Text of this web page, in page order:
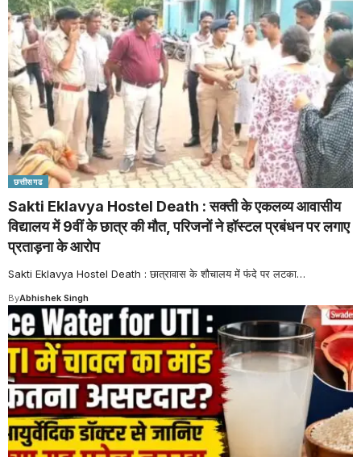
छत्तीसगढ
Sakti Eklavya Hostel Death : सक्ती के एकलव्य आवासीय
विद्यालय में 9वीं के छात्र की मौत, परिजनों ने हॉस्टल प्रबंधन पर लगाए
प्रताड़ना के आरोप
Sakti Eklavya Hostel Death : छात्रावास के शौचालय में फंदे पर लटका…
ByAbhishek Singh